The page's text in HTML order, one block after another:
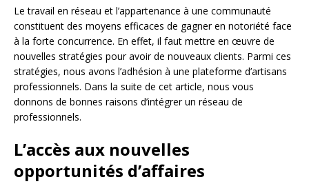
Le travail en réseau et l’appartenance à une communauté
constituent des moyens efficaces de gagner en notoriété face
à la forte concurrence. En effet, il faut mettre en œuvre de
nouvelles stratégies pour avoir de nouveaux clients. Parmi ces
stratégies, nous avons l’adhésion à une plateforme d’artisans
professionnels. Dans la suite de cet article, nous vous
donnons de bonnes raisons d’intégrer un réseau de
professionnels.
L’accès aux nouvelles
opportunités d’affaires